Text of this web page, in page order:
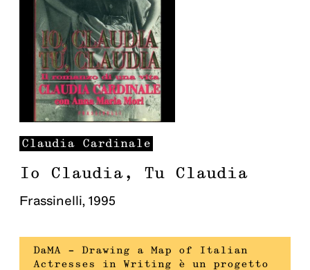
Claudia Cardinale
Io Claudia, Tu Claudia
Frassinelli, 1995
DaMA – Drawing a Map of Italian
Actresses in Writing è un progetto